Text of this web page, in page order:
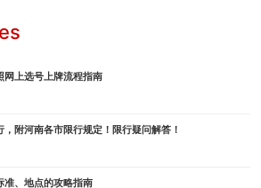
网上选号上牌流程指南
附河南各市限行规定！限行疑问解答！
准、地点的攻略指南